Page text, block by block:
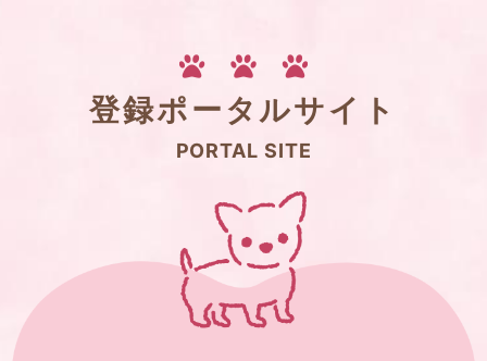
登録ポータルサイト
PORTAL SITE